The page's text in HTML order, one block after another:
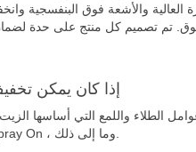
العالية والأشعة فوق البنفسجية
9.إذا كان يمكن